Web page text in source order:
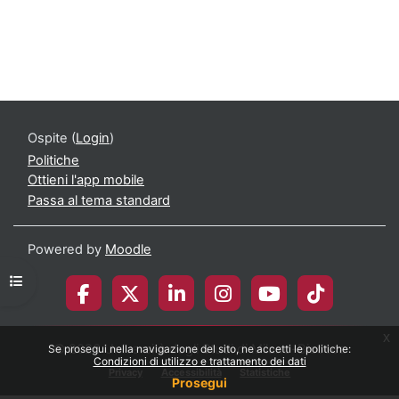
Se prosegui nella navigazione del sito, ne accetti le politiche:
Condizioni di utilizzo e trattamento dei dati
Prosegui
x
Apri indice del corso
Ospite (Login)
Politiche
Ottieni l'app mobile
Passa al tema standard
Powered by Moodle
© 2026 Università degli Studi di Milano-Bicocca